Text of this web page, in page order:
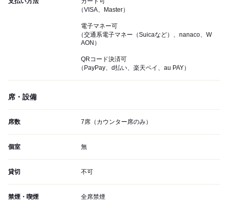
（VISA、Master）
電子マネー可
（交通系電子マネー（Suicaなど）、nanaco、W
AON）
QRコード決済可
（PayPay、d払い、楽天ペイ、au PAY）
席・設備
席数 7席（カウンター席のみ）
個室 無
貸切 不可
禁煙・喫煙 全席禁煙